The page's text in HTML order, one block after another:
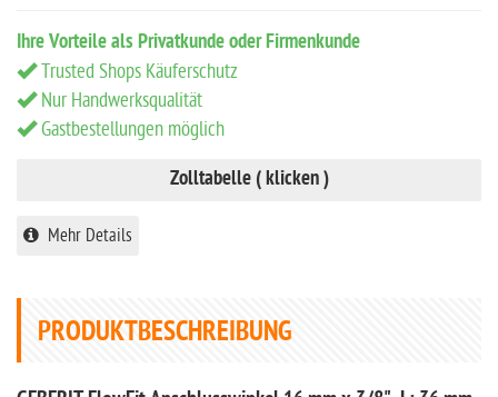
Ihre Vorteile als Privatkunde oder Firmenkunde
Trusted Shops Käuferschutz
Nur Handwerksqualität
Gastbestellungen möglich
Zolltabelle ( klicken )
Mehr Details
PRODUKTBESCHREIBUNG